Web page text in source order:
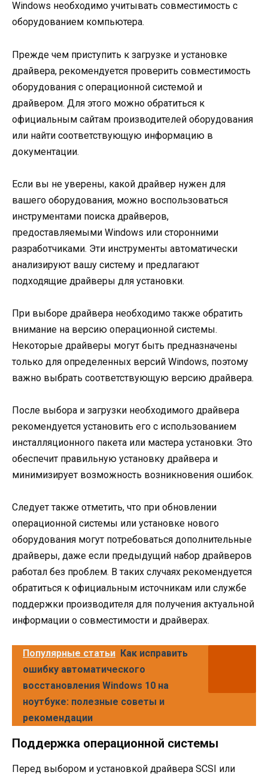
Windows необходимо учитывать совместимость с
оборудованием компьютера.
Прежде чем приступить к загрузке и установке
драйвера, рекомендуется проверить совместимость
оборудования с операционной системой и
драйвером. Для этого можно обратиться к
официальным сайтам производителей оборудования
или найти соответствующую информацию в
документации.
Если вы не уверены, какой драйвер нужен для
вашего оборудования, можно воспользоваться
инструментами поиска драйверов,
предоставляемыми Windows или сторонними
разработчиками. Эти инструменты автоматически
анализируют вашу систему и предлагают
подходящие драйверы для установки.
При выборе драйвера необходимо также обратить
внимание на версию операционной системы.
Некоторые драйверы могут быть предназначены
только для определенных версий Windows, поэтому
важно выбрать соответствующую версию драйвера.
После выбора и загрузки необходимого драйвера
рекомендуется установить его с использованием
инсталляционного пакета или мастера установки. Это
обеспечит правильную установку драйвера и
минимизирует возможность возникновения ошибок.
Следует также отметить, что при обновлении
операционной системы или установке нового
оборудования могут потребоваться дополнительные
драйверы, даже если предыдущий набор драйверов
работал без проблем. В таких случаях рекомендуется
обратиться к официальным источникам или службе
поддержки производителя для получения актуальной
информации о совместимости и драйверах.
Популярные статьи Как исправить
ошибку автоматического
восстановления Windows 10 на
ноутбуке: полезные советы и
рекомендации
Поддержка операционной системы
Перед выбором и установкой драйвера SCSI или